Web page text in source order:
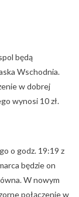
będą
Wschodnia.
w dobrej
wynosi 10 zł.
o godz. 19:19 z
będzie on
W nowym
połączenie w